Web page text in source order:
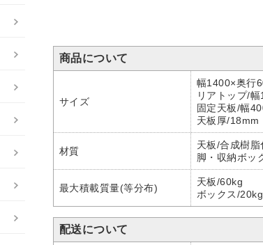
商品について
サイズ
幅1400×奥行
リアトップ/
固定天板/幅
天板厚/18mm
材質
天板/合成樹
脚・収納ボッ
最大積載質量(等分布)
天板/60kg
ボックス/20kg
配送について